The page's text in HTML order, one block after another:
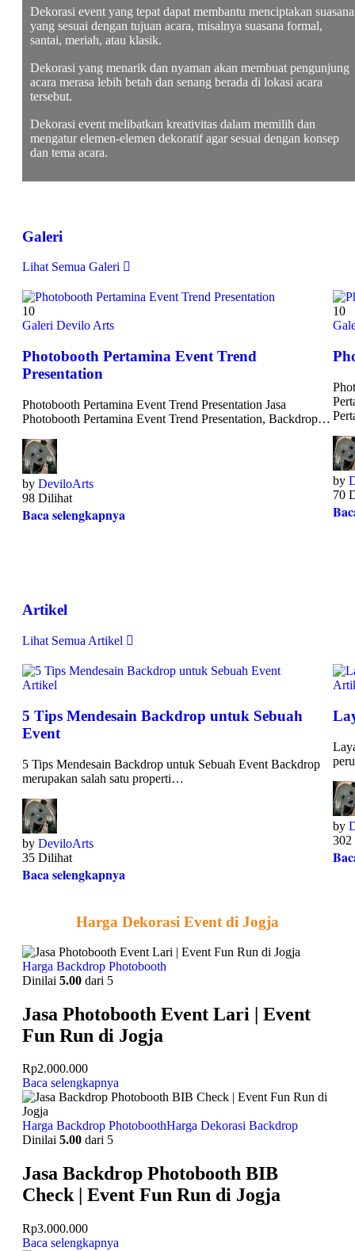
Dekorasi event yang tepat dapat membantu menciptakan suasana
yang sesuai dengan tujuan acara, misalnya suasana formal,
santai, meriah, atau klasik.
Dekorasi yang menarik dan nyaman akan membuat pengunjung
acara merasa lebih betah dan senang berada di lokasi acara
tersebut.
Dekorasi event melibatkan kreativitas dalam memilih dan
mengatur elemen-elemen dekoratif agar sesuai dengan konsep
dan tema acara.
Galeri
Lihat Semua Galeri
10
Galeri Devilo Arts
Photobooth Pertamina Event Trend
Presentation
Photobooth Pertamina Event Trend Presentation Jasa
Photobooth Pertamina Event Trend Presentation, Backdrop…
by DeviloArts
98 Dilihat
Baca selengkapnya
10
by
70
Artikel
Lihat Semua Artikel
Artikel
5 Tips Mendesain Backdrop untuk Sebuah
Event
5 Tips Mendesain Backdrop untuk Sebuah Event Backdrop
merupakan salah satu properti…
by DeviloArts
35 Dilihat
Baca selengkapnya
by
Harga Dekorasi Event di Jogja
Harga Backdrop Photobooth
Dinilai 5.00 dari 5
Jasa Photobooth Event Lari | Event
Fun Run di Jogja
Rp2.000.000
Baca selengkapnya
Harga Backdrop PhotoboothHarga Dekorasi Backdrop
Dinilai 5.00 dari 5
Jasa Backdrop Photobooth BIB
Check | Event Fun Run di Jogja
Rp3.000.000
Baca selengkapnya